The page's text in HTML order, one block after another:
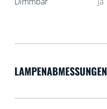
LAMPENABMESSUNGEN